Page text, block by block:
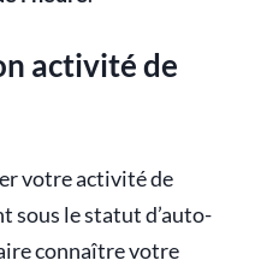
activité de
votre activité de
sous le statut d’auto-
connaître votre